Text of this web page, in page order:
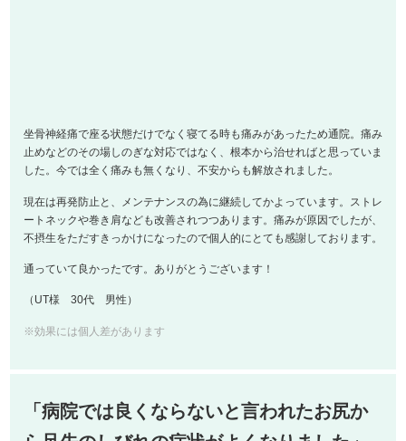
通っていて良かったです。ありがとうございます！
※効果には個人差があります
「病院では良くならないと言われたお尻か
ら足先のしびれの症状がよくなりました」